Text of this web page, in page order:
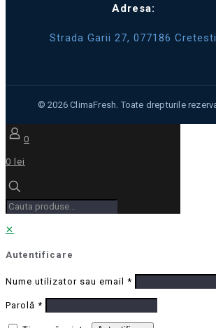
Adresa:
Strada Garii 27, 077186 Cretesti
0
0 lei
✕
Autentificare
Nume utilizator sau email *
Parolă *